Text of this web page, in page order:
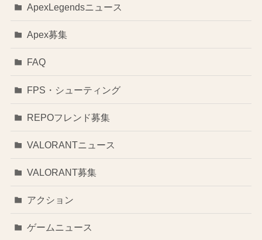
ApexLegendsニュース
Apex募集
FAQ
FPS・シューティング
REPOフレンド募集
VALORANTニュース
VALORANT募集
アクション
ゲームニュース